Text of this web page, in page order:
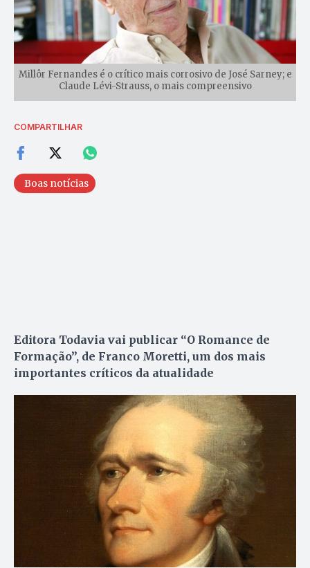
Millôr Fernandes é o crítico mais corrosivo de José Sarney; e
Claude Lévi-Strauss, o mais compreensivo
COMPARTILHAR
Boas notícias
Editora Todavia vai publicar “O Romance de
Formação”, de Franco Moretti, um dos mais
importantes críticos da atualidade